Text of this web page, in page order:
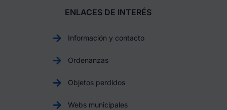
ENLACES DE INTERÉS
Información y contacto
Ordenanzas
Objetos perdidos
Webs municipales